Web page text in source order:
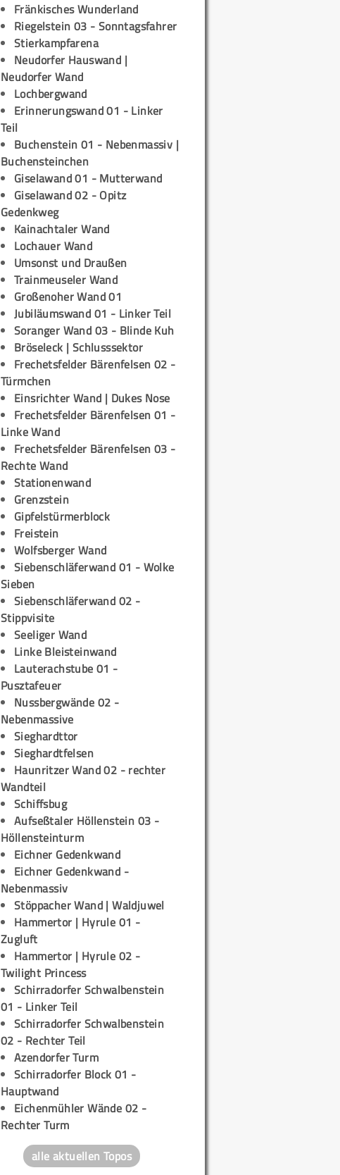
Fränkisches Wunderland
Riegelstein 03 - Sonntagsfahrer
Stierkampfarena
Neudorfer Hauswand |
Neudorfer Wand
Lochbergwand
Erinnerungswand 01 - Linker
Teil
Buchenstein 01 - Nebenmassiv |
Buchensteinchen
Giselawand 01 - Mutterwand
Giselawand 02 - Opitz
Gedenkweg
Kainachtaler Wand
Lochauer Wand
Umsonst und Draußen
Trainmeuseler Wand
Großenoher Wand 01
Jubiläumswand 01 - Linker Teil
Soranger Wand 03 - Blinde Kuh
Bröseleck | Schlusssektor
Frechetsfelder Bärenfelsen 02 -
Türmchen
Einsrichter Wand | Dukes Nose
Frechetsfelder Bärenfelsen 01 -
Linke Wand
Frechetsfelder Bärenfelsen 03 -
Rechte Wand
Stationenwand
Grenzstein
Gipfelstürmerblock
Freistein
Wolfsberger Wand
Siebenschläferwand 01 - Wolke
Sieben
Siebenschläferwand 02 -
Stippvisite
Seeliger Wand
Linke Bleisteinwand
Lauterachstube 01 -
Pusztafeuer
Nussbergwände 02 -
Nebenmassive
Sieghardttor
Sieghardtfelsen
Haunritzer Wand 02 - rechter
Wandteil
Schiffsbug
Aufseßtaler Höllenstein 03 -
Höllensteinturm
Eichner Gedenkwand
Eichner Gedenkwand -
Nebenmassiv
Stöppacher Wand | Waldjuwel
Hammertor | Hyrule 01 -
Zugluft
Hammertor | Hyrule 02 -
Twilight Princess
Schirradorfer Schwalbenstein
01 - Linker Teil
Schirradorfer Schwalbenstein
02 - Rechter Teil
Azendorfer Turm
Schirradorfer Block 01 -
Hauptwand
Eichenmühler Wände 02 -
Rechter Turm
alle aktuellen Topos